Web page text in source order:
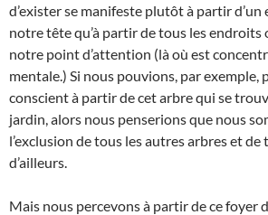
d’exister se manifeste plutôt à partir
notre tête qu’à partir de tous les endroits
notre point d’attention (là où est
mentale.) Si nous pouvions, par exemple,
conscient à partir de cet arbre qui se
jardin, alors nous penserions que nous
l’exclusion de tous les autres arbres et de
d’ailleurs.
Mais nous percevons à partir de ce foyer